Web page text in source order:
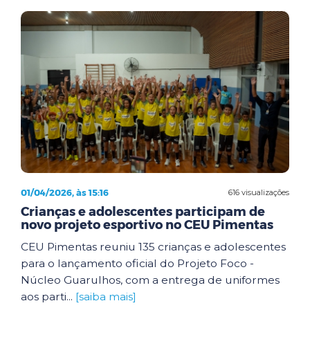
616 visualizações
01/04/2026, às 15:16
Crianças e adolescentes participam de
novo projeto esportivo no CEU Pimentas
CEU Pimentas reuniu 135 crianças e adolescentes
para o lançamento oficial do Projeto Foco -
Núcleo Guarulhos, com a entrega de uniformes
aos parti... [saiba mais]